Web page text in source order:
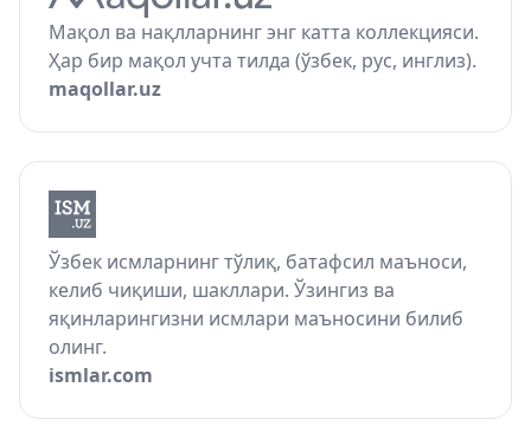
Мақол ва нақлларнинг энг катта коллекцияси.
Ҳар бир мақол учта тилда (ўзбек, рус, инглиз).
maqollar.uz
Ўзбек исмларнинг тўлиқ, батафсил маъноси,
келиб чиқиши, шакллари. Ўзингиз ва
яқинларингизни исмлари маъносини билиб
олинг.
ismlar.com